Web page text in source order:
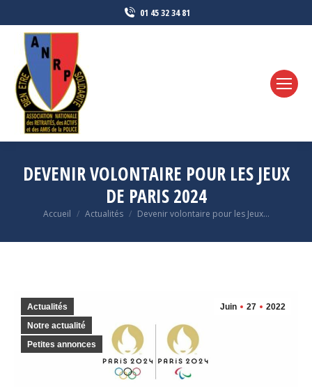
01 45 32 34 81
DEVENIR VOLONTAIRE POUR LES JEUX
DE PARIS 2024
Vous êtes ici :
Accueil Actualités Devenir volontaire pour les Jeux…
Juin 27 2022
Actualités
Notre actualité
Petites annonces